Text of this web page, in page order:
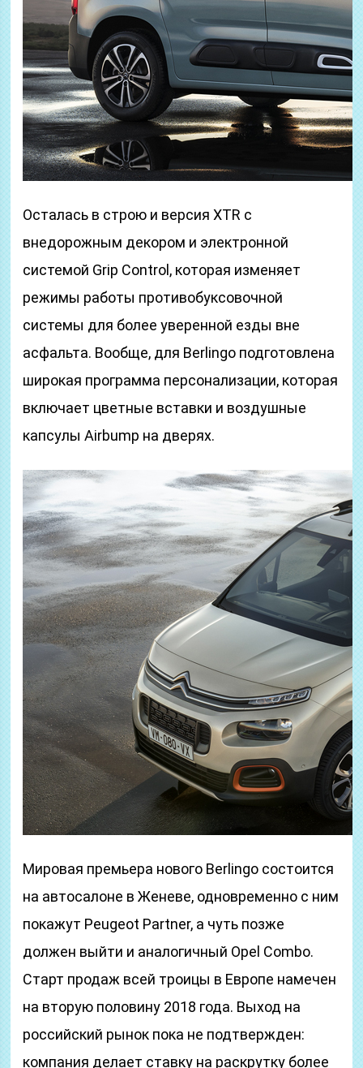
Осталась в строю и версия XTR с
внедорожным декором и электронной
системой Grip Control, которая изменяет
режимы работы противобуксовочной
системы для более уверенной езды вне
асфальта. Вообще, для Berlingo подготовлена
широкая программа персонализации, которая
включает цветные вставки и воздушные
капсулы Airbump на дверях.
Мировая премьера нового Berlingo состоится
на автосалоне в Женеве, одновременно с ним
покажут Peugeot Partner, а чуть позже
должен выйти и аналогичный Opel Combo.
Старт продаж всей троицы в Европе намечен
на вторую половину 2018 года. Выход на
российский рынок пока не подтвержден:
компания делает ставку на раскрутку более